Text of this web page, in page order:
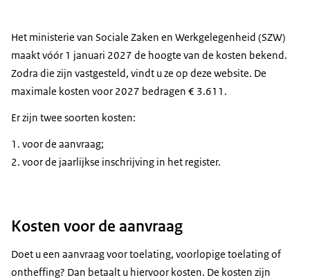
Het ministerie van Sociale Zaken en Werkgelegenheid (SZW)
maakt vóór 1 januari 2027 de hoogte van de kosten bekend.
Zodra die zijn vastgesteld, vindt u ze op deze website. De
maximale kosten voor 2027 bedragen € 3.611.
Er zijn twee soorten kosten:
voor de aanvraag;
voor de jaarlijkse inschrijving in het register.
Kosten voor de aanvraag
Doet u een aanvraag voor toelating, voorlopige toelating of
ontheffing? Dan betaalt u hiervoor kosten. De kosten zijn